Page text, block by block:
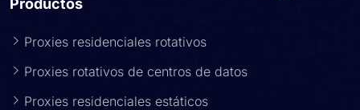
Productos
Proxies residenciales rotativos
Proxies rotativos de centros de datos